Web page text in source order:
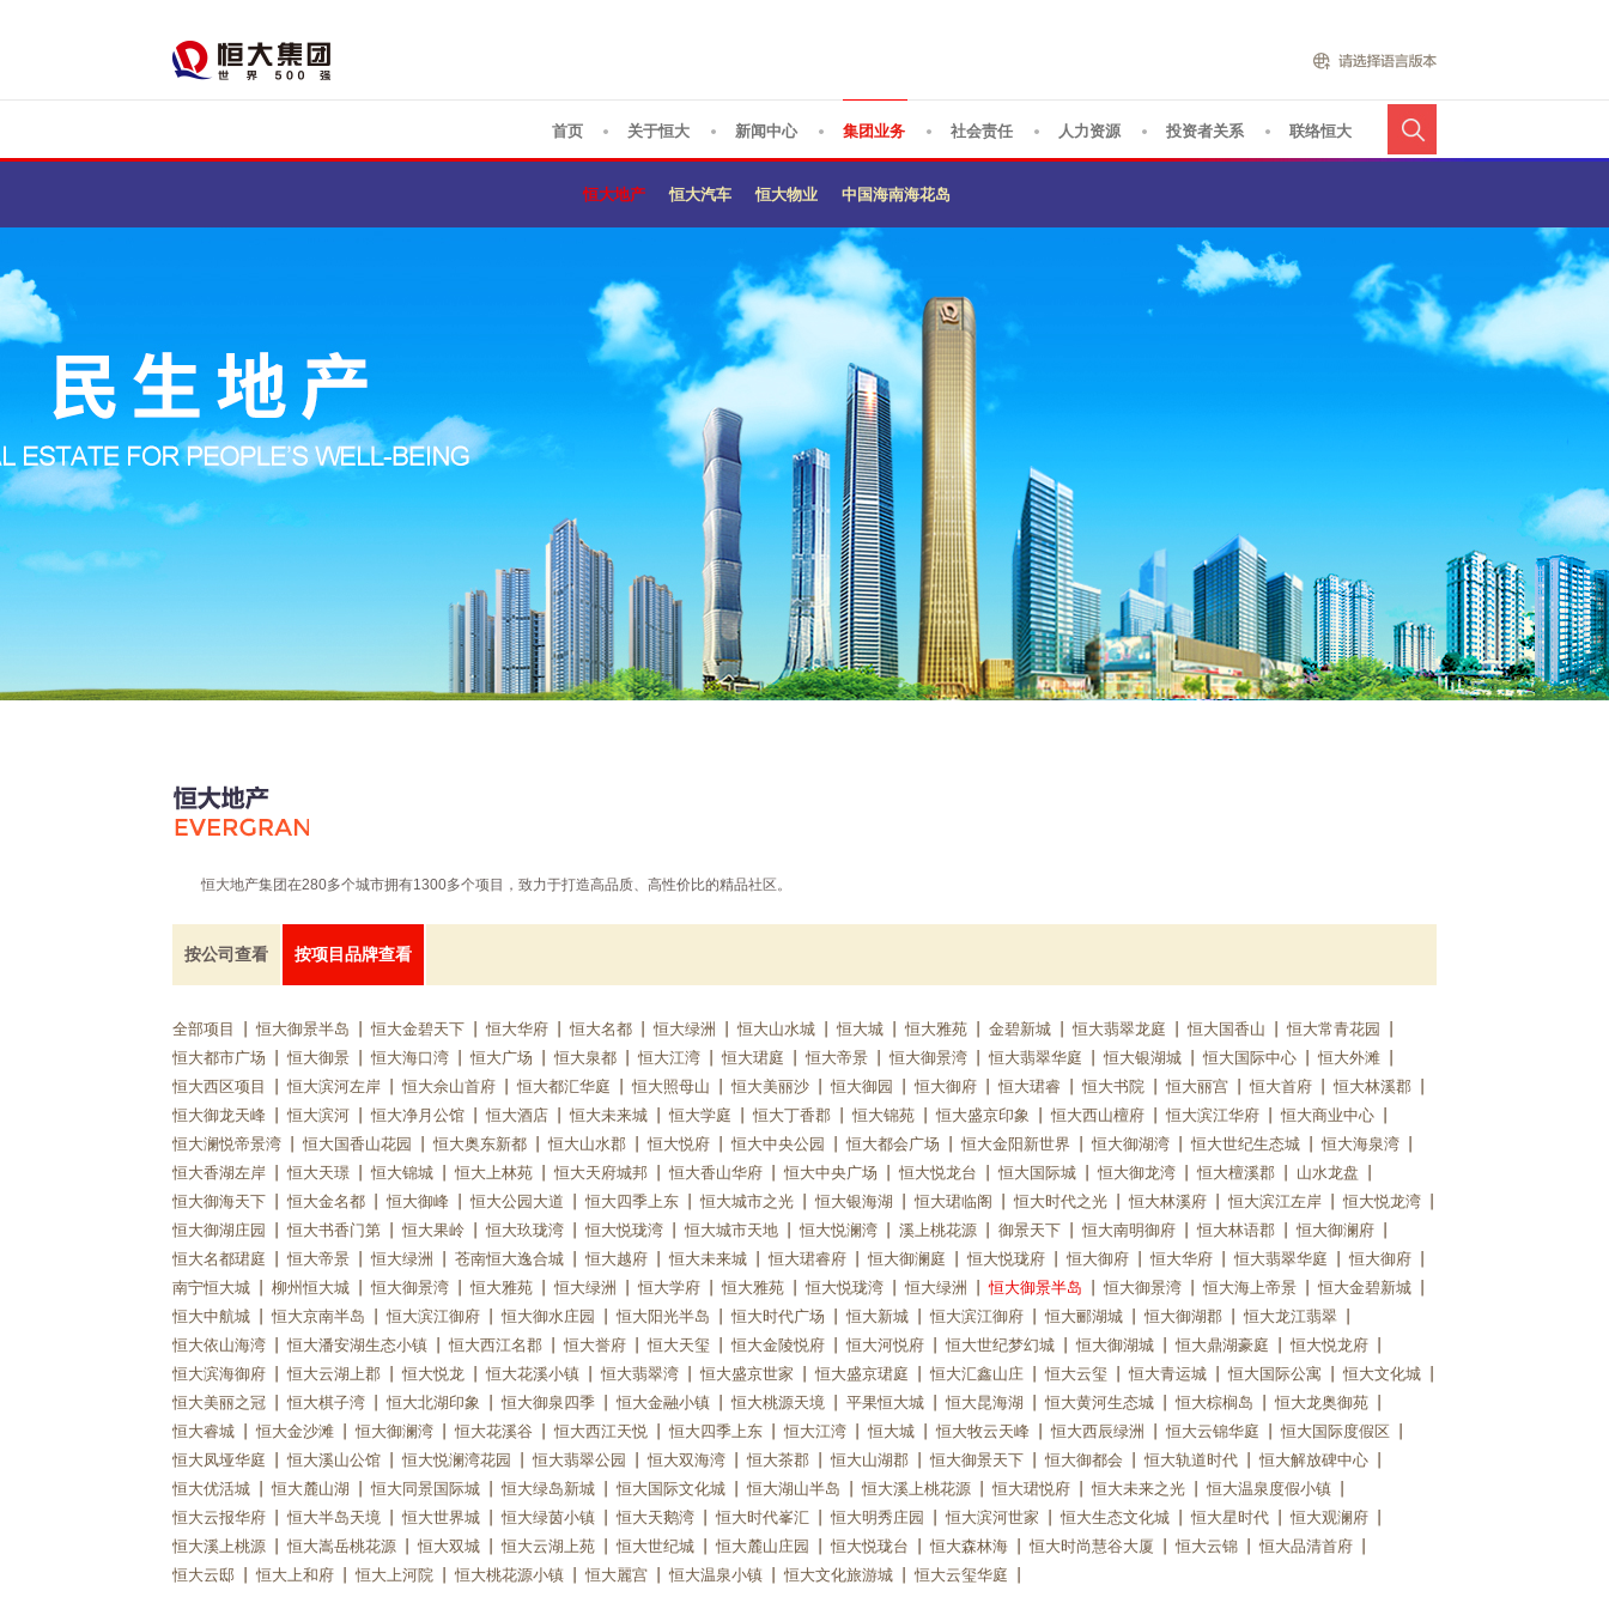
首页 关于恒大 新闻中心 集团业务 社会责任 人力资源 投资者关系 联络恒大
恒大地产 恒大汽车 恒大物业 中国海南海花岛
恒大地产集团在280多个城市拥有1300多个项目，致力于打造高品质、高性价比的精品社区。
按公司查看 按项目品牌查看
全部项目 恒大御景半岛 恒大金碧天下 恒大华府 恒大名都 恒大绿洲 恒大山水城 恒大城 恒大雅苑 金碧新城 恒大翡翠龙庭 恒大国香山
恒大常青花园
恒大都市广场
恒大御景 恒大海口湾 恒大广场 恒大泉都 恒大江湾 恒大珺庭 恒大帝景 恒大御景湾 恒大翡翠华庭 恒大银湖城 恒大国际中心
恒大外滩
恒大西区项目
恒大滨河左岸 恒大佘山首府 恒大都汇华庭 恒大照母山 恒大美丽沙 恒大御园 恒大御府 恒大珺睿 恒大书院 恒大丽宫 恒大首府
恒大林溪郡
恒大御龙天峰
恒大滨河 恒大净月公馆 恒大酒店 恒大未来城 恒大学庭 恒大丁香郡 恒大锦苑 恒大盛京印象 恒大西山檀府 恒大滨江华府
恒大商业中心
恒大澜悦帝景湾
恒大国香山花园 恒大奥东新都 恒大山水郡 恒大悦府 恒大中央公园 恒大都会广场 恒大金阳新世界 恒大御湖湾 恒大世纪生态城
恒大海泉湾
恒大香湖左岸
恒大天璟 恒大锦城 恒大上林苑 恒大天府城邦 恒大香山华府 恒大中央广场 恒大悦龙台 恒大国际城 恒大御龙湾 恒大檀溪郡
山水龙盘
恒大御海天下
恒大金名都 恒大御峰 恒大公园大道 恒大四季上东 恒大城市之光 恒大银海湖 恒大珺临阁 恒大时代之光 恒大林溪府 恒大滨江左岸
恒大悦龙湾
恒大御湖庄园
恒大书香门第 恒大果岭 恒大玖珑湾 恒大悦珑湾 恒大城市天地 恒大悦澜湾 溪上桃花源 御景天下 恒大南明御府 恒大林语郡
恒大御澜府
恒大名都珺庭
恒大帝景 恒大绿洲 苍南恒大逸合城 恒大越府 恒大未来城 恒大珺睿府 恒大御澜庭 恒大悦珑府 恒大御府 恒大华府 恒大翡翠华庭
恒大御府
南宁恒大城
柳州恒大城 恒大御景湾 恒大雅苑 恒大绿洲 恒大学府 恒大雅苑 恒大悦珑湾 恒大绿洲 恒大御景半岛 恒大御景湾 恒大海上帝景
恒大金碧新城
恒大中航城
恒大京南半岛 恒大滨江御府 恒大御水庄园 恒大阳光半岛 恒大时代广场 恒大新城 恒大滨江御府 恒大郦湖城 恒大御湖郡
恒大龙江翡翠
恒大依山海湾
恒大潘安湖生态小镇 恒大西江名郡 恒大誉府 恒大天玺 恒大金陵悦府 恒大河悦府 恒大世纪梦幻城 恒大御湖城 恒大鼎湖豪庭
恒大悦龙府
恒大滨海御府
恒大云湖上郡 恒大悦龙 恒大花溪小镇 恒大翡翠湾 恒大盛京世家 恒大盛京珺庭 恒大汇鑫山庄 恒大云玺 恒大青运城 恒大国际公寓
恒大文化城
恒大美丽之冠
恒大棋子湾 恒大北湖印象 恒大御泉四季 恒大金融小镇 恒大桃源天境 平果恒大城 恒大昆海湖 恒大黄河生态城 恒大棕榈岛
恒大龙奥御苑
恒大睿城
恒大金沙滩 恒大御澜湾 恒大花溪谷 恒大西江天悦 恒大四季上东 恒大江湾 恒大城 恒大牧云天峰 恒大西辰绿洲 恒大云锦华庭
恒大国际度假区
恒大凤垭华庭
恒大溪山公馆 恒大悦澜湾花园 恒大翡翠公园 恒大双海湾 恒大茶郡 恒大山湖郡 恒大御景天下 恒大御都会 恒大轨道时代
恒大解放碑中心
恒大优活城
恒大麓山湖 恒大同景国际城 恒大绿岛新城 恒大国际文化城 恒大湖山半岛 恒大溪上桃花源 恒大珺悦府 恒大未来之光
恒大温泉度假小镇
恒大云报华府
恒大半岛天境 恒大世界城 恒大绿茵小镇 恒大天鹅湾 恒大时代峯汇 恒大明秀庄园 恒大滨河世家 恒大生态文化城 恒大星时代
恒大观澜府
恒大溪上桃源
恒大嵩岳桃花源 恒大双城 恒大云湖上苑 恒大世纪城 恒大麓山庄园 恒大悦珑台 恒大森林海 恒大时尚慧谷大厦 恒大云锦
恒大品清首府
恒大云邸
恒大上和府 恒大上河院 恒大桃花源小镇 恒大麗宫 恒大温泉小镇 恒大文化旅游城 恒大云玺华庭